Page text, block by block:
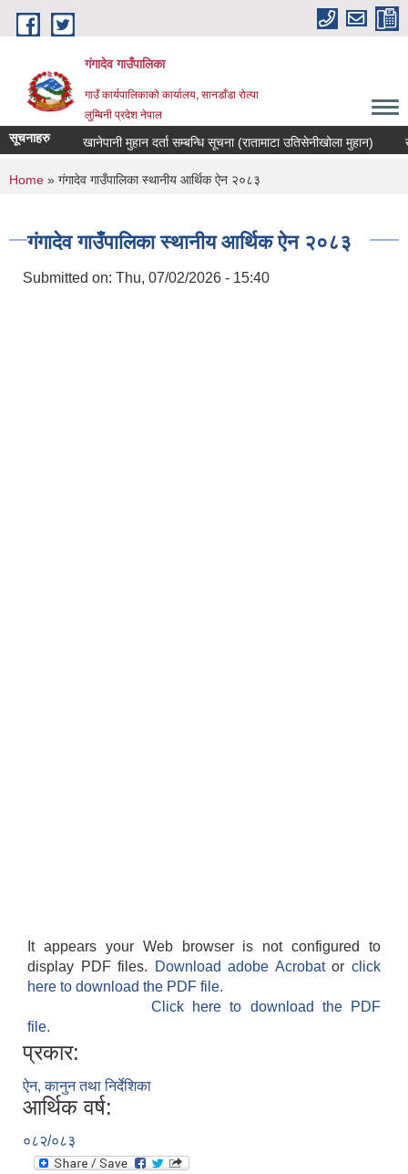
Skip to main content
गंगादेव गाउँपालिका
गाउँ कार्यपालिकाको कार्यालय, सानडाँडा रोल्पा
लुम्बिनी प्रदेश नेपाल
सूचनाहरु खानेपानी मुहान दर्ता सम्बन्धि सूचना (रातामाटा उतिसेनीखोला मुहान)
You are here
Home » गंगादेव गाउँपालिका स्थानीय आर्थिक ऐन २०८३
गंगादेव गाउँपालिका स्थानीय आर्थिक ऐन २०८३
Submitted on: Thu, 07/02/2026 - 15:40
It appears your Web browser is not configured to
display PDF files.
Download adobe Acrobatorclick
here to download the PDF file.
Click here to download the PDF
file.
प्रकार:
ऐन, कानुन तथा निर्देशिका
आर्थिक वर्ष:
०८२/०८३